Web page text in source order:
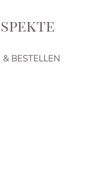
BESTELLEN